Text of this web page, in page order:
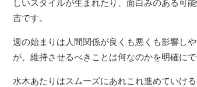
しいスタイルが生まれたり、面白みのある可
吉です。
週の始まりは人間関係が良くも悪くも影響し
が、維持させるべきことは何なのかを明確にで
水木あたりはスムーズにあれこれ進めていけ